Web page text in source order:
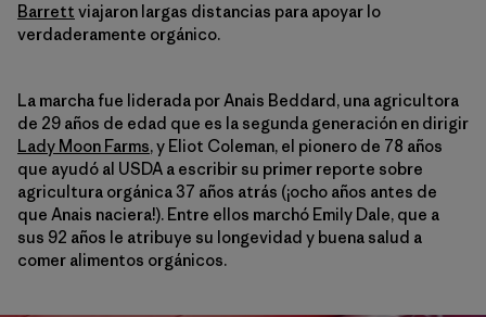
Barrett viajaron largas distancias para apoyar lo
verdaderamente orgánico.
La marcha fue liderada por Anais Beddard, una agricultora
de 29 años de edad que es la segunda generación en dirigir
Lady Moon Farms, y Eliot Coleman, el pionero de 78 años
que ayudó al USDA a escribir su primer reporte sobre
agricultura orgánica 37 años atrás (¡ocho años antes de
que Anais naciera!). Entre ellos marchó Emily Dale, que a
sus 92 años le atribuye su longevidad y buena salud a
comer alimentos orgánicos.